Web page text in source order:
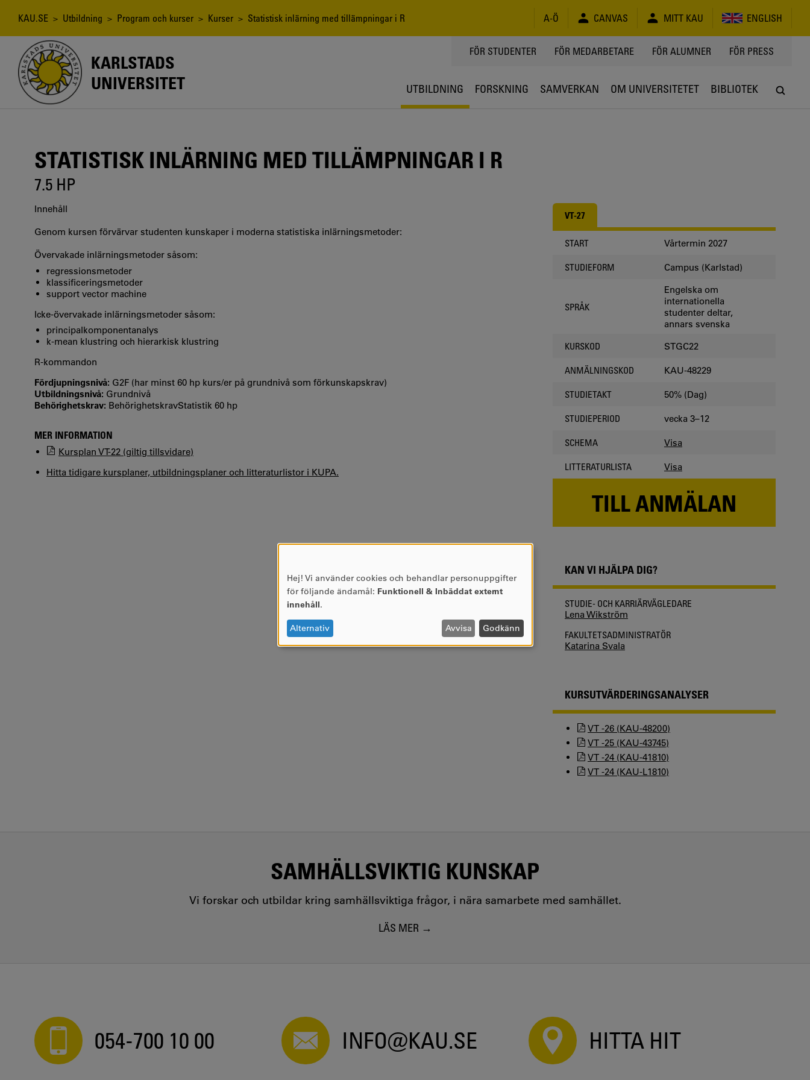
Länkstig
KAU.SE > Utbildning > Program och kurser > Kurser > Statistisk inlärning med tillämpningar i R A-Ö CANVAS MITT KAU ENGLISH
KARLSTADS
UNIVERSITET
TOPPMENY
FÖR STUDENTER FÖR MEDARBETARE FÖR ALUMNER FÖR PRESS
UTBILDNING FORSKNING SAMVERKAN OM UNIVERSITETET BIBLIOTEK
STATISTISK INLÄRNING MED TILLÄMPNINGAR I R
7.5 HP
Innehåll
Genom kursen förvärvar studenten kunskaper i moderna statistiska inlärningsmetoder:
Övervakade inlärningsmetoder såsom:
regressionsmetoder
klassificeringsmetoder
support vector machine
Icke-övervakade inlärningsmetoder såsom:
principalkomponentanalys
k-mean klustring och hierarkisk klustring
R-kommandon
Fördjupningsnivå: G2F (har minst 60 hp kurs/er på grundnivå som förkunskapskrav)
Utbildningsnivå: Grundnivå
Behörighetskrav: BehörighetskravStatistik 60 hp
MER INFORMATION
Kursplan VT-22 (giltig tillsvidare)
Hitta tidigare kursplaner, utbildningsplaner och litteraturlistor i KUPA.
VT-27
START Vårtermin 2027
STUDIEFORM Campus (Karlstad)
SPRÅK
Engelska om
internationella
studenter deltar,
annars svenska
KURSKOD STGC22
ANMÄLNINGSKOD KAU-48229
STUDIETAKT 50% (Dag)
STUDIEPERIOD vecka 3–12
SCHEMA Visa
LITTERATURLISTA Visa
TILL ANMÄLAN
KAN VI HJÄLPA DIG?
STUDIE- OCH KARRIÄRVÄGLEDARE
Lena Wikström
FAKULTETSADMINISTRATÖR
Katarina Svala
KURSUTVÄRDERINGSANALYSER
VT -26 (KAU-48200)
VT -25 (KAU-43745)
VT -24 (KAU-41810)
VT -24 (KAU-L1810)
SAMHÄLLSVIKTIG KUNSKAP
Vi forskar och utbildar kring samhällsviktiga frågor, i nära samarbete med samhället.
LÄS MER
054-700 10 00 INFO@KAU.SE HITTA HIT
ANVÄNDNING
AV
OCH
COOKIES
Hej! Vi använder cookies och behandlar personuppgifter
för följande ändamål: Funktionell & Inbäddat externt
innehåll.
Alternativ Avvisa Godkänn